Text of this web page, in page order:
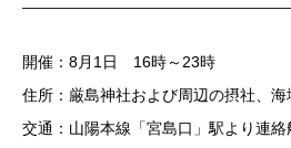
開催：8月1日 16時～23時
住所：厳島神社および周辺の摂社、海
交通：山陽本線「宮島口」駅より連